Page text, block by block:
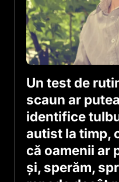
Un test de
scaun ar
identifice
autist la timp,
că oamenii ar
şi, sperăm,